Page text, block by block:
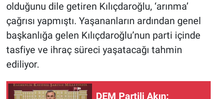
olduğunu dile getiren Kılıçdaroğlu, ‘arınma’
çağrısı yapmıştı. Yaşananların ardından genel
başkanlığa gelen Kılıçdaroğlu’nun parti içinde
tasfiye ve ihraç süreci yaşatacağı tahmin
ediliyor.
DEM Partili Akın: